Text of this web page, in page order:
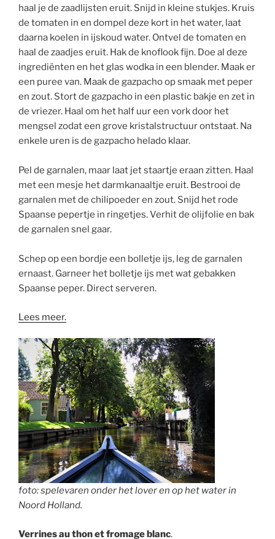
haal je de zaadlijsten eruit. Snijd in kleine stukjes. Kruis
de tomaten in en dompel deze kort in het water, laat
daarna koelen in ijskoud water. Ontvel de tomaten en
haal de zaadjes eruit. Hak de knoflook fijn. Doe al deze
ingrediënten en het glas wodka in een blender. Maak er
een puree van. Maak de gazpacho op smaak met peper
en zout. Stort de gazpacho in een plastic bakje en zet in
de vriezer. Haal om het half uur een vork door het
mengsel zodat een grove kristalstructuur ontstaat. Na
enkele uren is de gazpacho helado klaar.
Pel de garnalen, maar laat jet staartje eraan zitten. Haal
met een mesje het darmkanaaltje eruit. Bestrooi de
garnalen met de chilipoeder en zout. Snijd het rode
Spaanse pepertje in ringetjes. Verhit de olijfolie en bak
de garnalen snel gaar.
Schep op een bordje een bolletje ijs, leg de garnalen
ernaast. Garneer het bolletje ijs met wat gebakken
Spaanse peper. Direct serveren.
Lees meer.
foto: spelevaren onder het lover en op het water in
Noord Holland.
Verrines au thon et fromage blanc.